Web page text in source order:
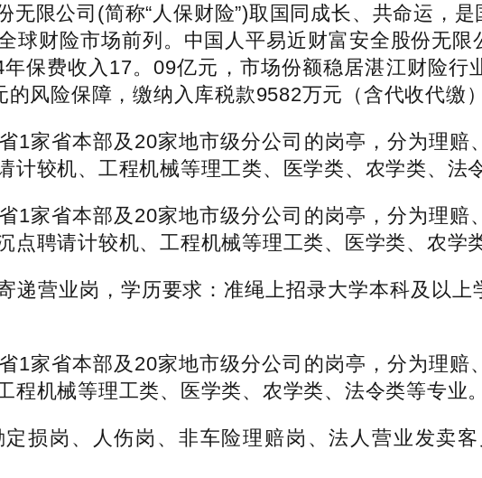
限公司(简称“人保财险”)取国同成长、共命运，是
球财险市场前列。中国人平易近财富安全股份无
保费收入17。09亿元，市场份额稳居湛江财险行
风险保障，缴纳入库税款9582万元（含代收代缴
省本部及20家地市级分公司的岗亭，分为理赔
计较机、工程机械等理工类、医学类、农学类、法
省本部及20家地市级分公司的岗亭，分为理赔
点聘请计较机、工程机械等理工类、医学类、农学类
营业岗，学历要求：准绳上招录大学本科及以上
省本部及20家地市级分公司的岗亭，分为理赔
程机械等理工类、医学类、农学类、法令类等专业
岗、人伤岗、非车险理赔岗、法人营业发卖客